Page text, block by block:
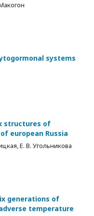
systems
structures of
european Russia
Е. В. Угольникова
generations of
temperature